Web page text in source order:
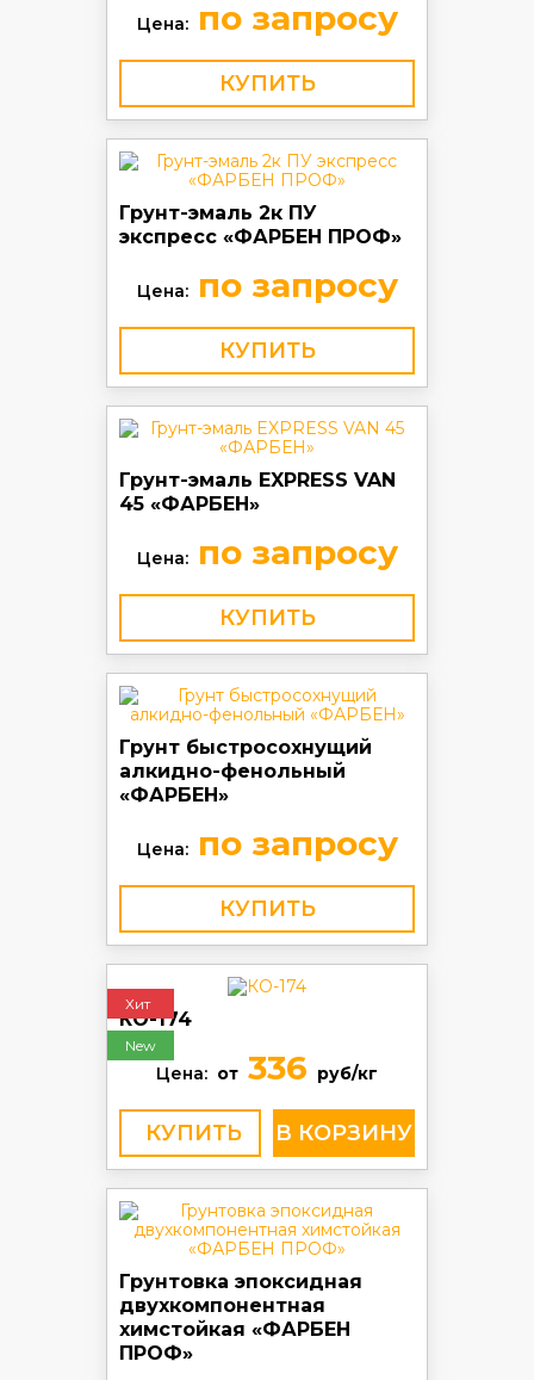
Цена:по запросу
КУПИТЬ
Грунт-эмаль 2к ПУ
экспресс «ФАРБЕН ПРОФ»
Цена:по запросу
КУПИТЬ
Грунт-эмаль EXPRESS VAN
45 «ФАРБЕН»
Цена:по запросу
КУПИТЬ
Грунт быстросохнущий
алкидно-фенольный
«ФАРБЕН»
Цена:по запросу
КУПИТЬ
Хит
New
КО-174
Цена: от 336 руб/кг
КУПИТЬ
Грунтовка эпоксидная
двухкомпонентная
химстойкая «ФАРБЕН
ПРОФ»